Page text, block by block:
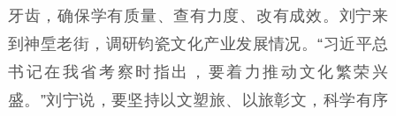
牙齿，确保学有质量、查有力度、改有成效。刘宁来
到神垕老街，调研钧瓷文化产业发展情况。“习近平总
书记在我省考察时指出，要着力推动文化繁荣兴
盛。”刘宁说，要坚持以文塑旅、以旅彰文，科学有序